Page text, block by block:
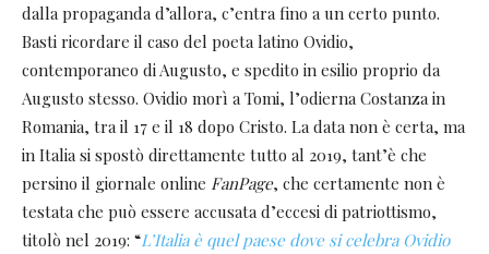
dalla propaganda d’allora, c’entra fino a un certo punto.
Basti ricordare il caso del poeta latino Ovidio,
contemporaneo di Augusto, e spedito in esilio proprio da
Augusto stesso. Ovidio morì a Tomi, l’odierna Costanza in
Romania, tra il 17 e il 18 dopo Cristo. La data non è certa, ma
in Italia si spostò direttamente tutto al 2019, tant’è che
persino il giornale online FanPage, che certamente non è
testata che può essere accusata d’eccesi di patriottismo,
titolò nel 2019: “L’Italia è quel paese dove si celebra Ovidio